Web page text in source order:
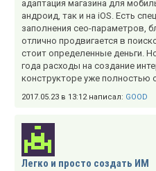
адаптация магазина для
андроид, так и на iOS. Есть
заполнения сео-параметров,
отлично продвигается в
стоит определенные деньги.
года расходы на создание
конструкторе уже полностью
2017.05.23 в 13:12 написал: GOOD
Легко и просто создать ИМ